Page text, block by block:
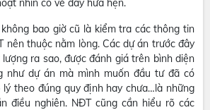
bao giờ cũ là kiểm tra các thông tin
nên thuộc nằm lòng. Các dự án trước đây
ra sao, được đánh giá trên bình diện
như dự án mà mình muốn đầu tư đã có
theo đúng quy định hay chưa…là những
điều nghiên. NĐT cũng cần hiểu rõ các